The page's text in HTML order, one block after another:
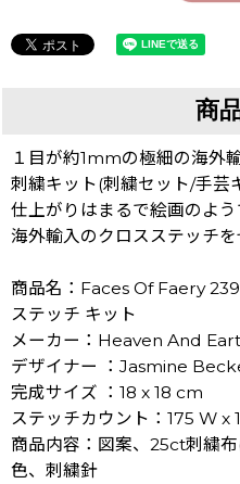
商
１目が約1mmの極細の海外
刺繍キット(刺繍セット/手芸
仕上がりはまるで絵画のよう
海外輸入のクロスステッチ
商品名：Faces Of Faery
ステッチ キット
メーカー：Heaven And
デザイナー ：Jasmine
完成サイズ ：18 x 18 cm
ステッチカウント：175 W x
商品内容：図案、25ct刺繍
色、刺繍針